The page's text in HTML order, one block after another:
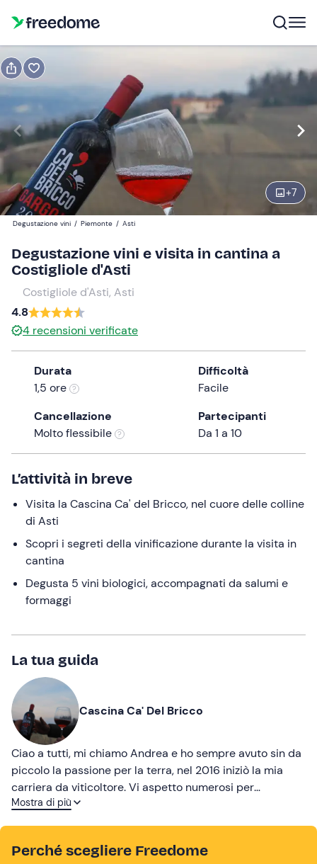
+7
Navigate
forward
interact
with
the
calendar
and
select
date.
Press
the
question
mark
keyboard
shortcuts
for
changing
dates.
Modifica
13:00
Partecipanti
20 €
1
Accompagnatori
5 €
0
Degustazione vini / Piemonte / Asti
Degustazione vini e visita in cantina a
Costigliole d'Asti
Costigliole d'Asti, Asti
4.8
4 recensioni verificate
Durata
1,5 ore
Difficoltà
Facile
Cancellazione
Molto flessibile
Partecipanti
Da 1 a 10
L’attività in breve
Visita la Cascina Ca' del Bricco, nel cuore delle colline
di Asti
Scopri i segreti della vinificazione durante la visita in
cantina
Degusta 5 vini biologici, accompagnati da salumi e
formaggi
La tua guida
Cascina Ca' Del Bricco
Ciao a tutti, mi chiamo Andrea e ho sempre avuto sin da
piccolo la passione per la terra, nel 2016 iniziò la mia
carriera da viticoltore. Vi aspetto numerosi per
assaggiare i vini!
Mostra di più
Perché scegliere Freedome